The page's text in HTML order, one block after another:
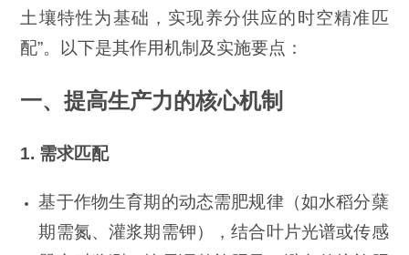
土壤特性为基础，实现养分供应的时空精准匹
配”。以下是其作用机制及实施要点：
一、提高生产力的核心机制
1. 需求匹配
基于作物生育期的动态需肥规律（如水稻分蘖
期需氮、灌浆期需钾），结合叶片光谱或传感